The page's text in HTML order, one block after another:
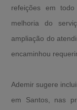
refeições em
melhoria do
ampliação do
encaminhou
Ademir sugere
em Santos, nas